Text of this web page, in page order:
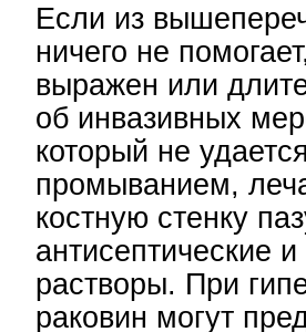
Если из
ничего не
выражен или
об инвазивных
который не
промыванием,
костную стенку
антисептические
растворы. При
раковин могут